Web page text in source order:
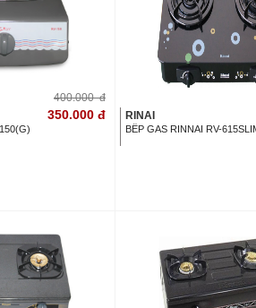
400.000 đ
350.000 đ RINAI
BẾP GAS RINNAI RV-